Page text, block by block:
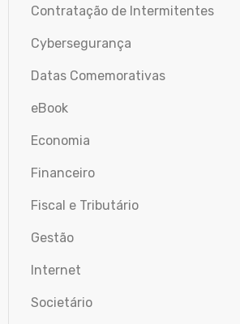
Contratação de Intermitentes
Cybersegurança
Datas Comemorativas
eBook
Economia
Financeiro
Fiscal e Tributário
Gestão
Internet
Societário